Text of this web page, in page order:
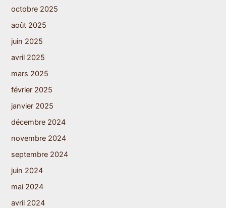
octobre 2025
août 2025
juin 2025
avril 2025
mars 2025
février 2025
janvier 2025
décembre 2024
novembre 2024
septembre 2024
juin 2024
mai 2024
avril 2024